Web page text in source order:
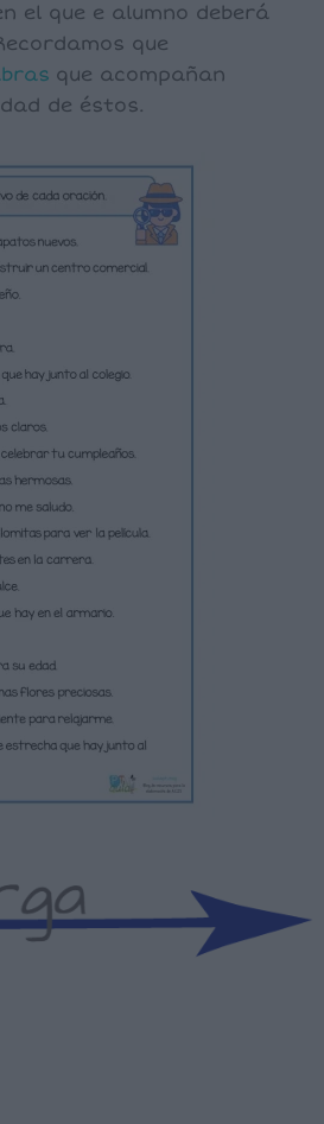
el que e alumno deberá
que
que acompañan
de éstos.